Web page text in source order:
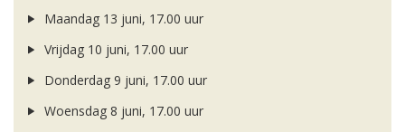
Maandag 13 juni, 17.00 uur
Vrijdag 10 juni, 17.00 uur
Donderdag 9 juni, 17.00 uur
Woensdag 8 juni, 17.00 uur